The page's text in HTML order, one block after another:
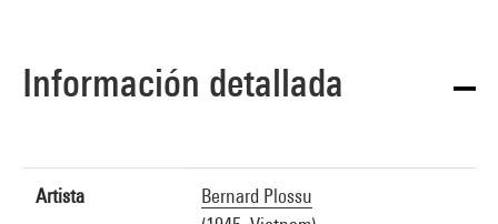
Información detallada
Artista
Bernard Plossu